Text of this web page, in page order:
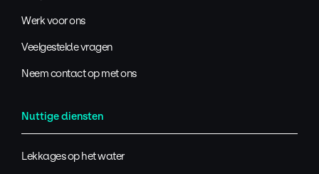
Werk voor ons
Veelgestelde vragen
Neem contact op met ons
Nuttige diensten
Lekkages op het water